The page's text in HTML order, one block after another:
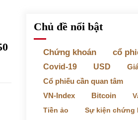
Top 10 mặt hàng Việt Nam
nhất tháng 5/2022
Bất ổn từ các cuộc đấu giá
31/05/2022
Chứng khoán ngày 30/5/
Chủ đề nổi bật
Chứng khoán cổ
Covid-19 USD
Cổ phiếu cần quan tâm
VN-Index Bitcoin
Tiền ảo
Sự kiện chứng